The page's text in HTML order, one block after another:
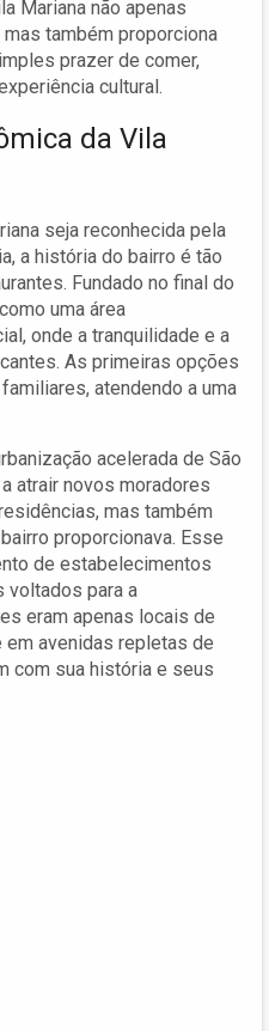
Mariana não apenas
também proporciona
prazer de comer,
cultural.
da Vila
seja reconhecida pela
a história do bairro é tão
Fundado no final do
uma área
onde a tranquilidade e a
As primeiras opções
atendendo a uma
acelerada de São
atrair novos moradores
mas também
proporcionava. Esse
de estabelecimentos
voltados para a
eram apenas locais de
avenidas repletas de
com sua história e seus